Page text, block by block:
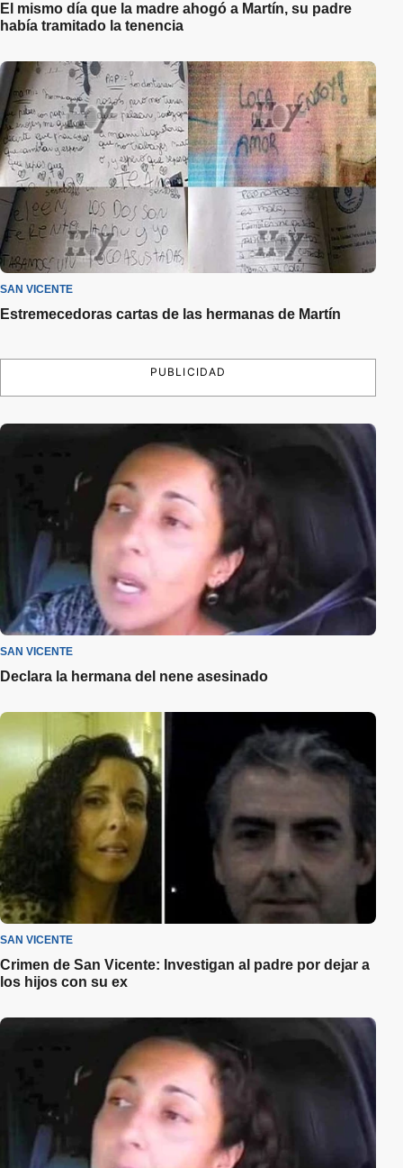
El mismo día que la madre ahogó a Martín, su padre
había tramitado la tenencia
SAN VICENTE
Estremecedoras cartas de las hermanas de Martín
PUBLICIDAD
SAN VICENTE
Declara la hermana del nene asesinado
SAN VICENTE
Crimen de San Vicente: Investigan al padre por dejar a
los hijos con su ex